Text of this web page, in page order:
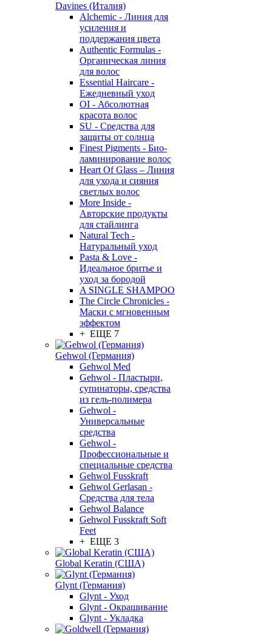
Davines (Италия)
Alchemic - Линия для
усиления и
поддержания цвета
Authentic Formulas -
Органическая линия
для волос
Essential Haircare -
Eжедневный уход
OI - Абсолютная
красота волос
SU - Средства для
защиты от солнца
Finest Pigments - Био-
ламинирование волос
Heart Of Glass – Линия
для ухода и сияния
светлых волос
More Inside -
Авторские продукты
для стайлинга
Natural Tech -
Натуральный уход
Pasta & Love -
Идеальное бритье и
уход за бородой
A SINGLE SHAMPOO
The Circle Chronicles -
Маски с мгновенным
эффектом
+ ЕЩЕ 7
Gehwol (Германия)
Gehwol Med
Gehwol - Пластыри,
супинаторы, средства
из гель-полимера
Gehwol -
Универсальные
средства
Gehwol -
Профессиональные и
специальные средства
Gehwol Fusskraft
Gehwol Gerlasan -
Средства для тела
Gehwol Balance
Gehwol Fusskraft Soft
Feet
+ ЕЩЕ 3
Global Keratin (США)
Glynt (Германия)
Glynt - Уход
Glynt - Окрашивание
Glynt - Укладка